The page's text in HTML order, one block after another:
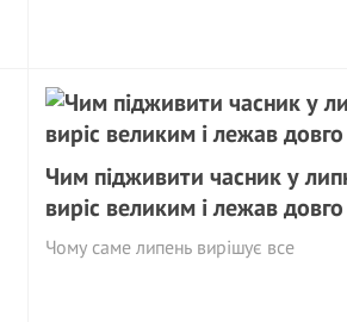
Чим підживити часник у
виріс великим і лежав довго
Чому саме липень вирішує все